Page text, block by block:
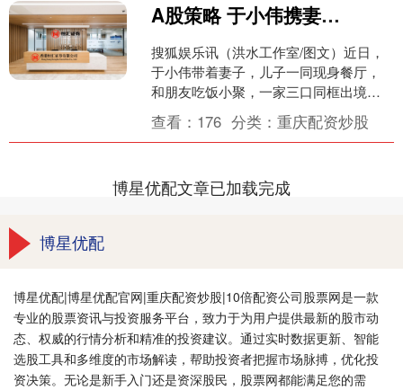
A股策略 于小伟携妻儿与朋友聚餐 妻子身材纤瘦谈吐从容
搜狐娱乐讯（洪水工作室/图文）近日，
于小伟带着妻子，儿子一同现身餐厅，
和朋友吃饭小聚，一家三口同框出境氛
围温馨。夜色之下，一行人结束饭局走
出来，于小伟一身休闲浅....
查看： 176 分类：重庆配资炒股
博星优配文章已加载完成
博星优配
博星优配|博星优配官网|重庆配资炒股|10倍配资公司股票网是一款
专业的股票资讯与投资服务平台，致力于为用户提供最新的股市动
态、权威的行情分析和精准的投资建议。通过实时数据更新、智能
选股工具和多维度的市场解读，帮助投资者把握市场脉搏，优化投
资决策。无论是新手入门还是资深股民，股票网都能满足您的需